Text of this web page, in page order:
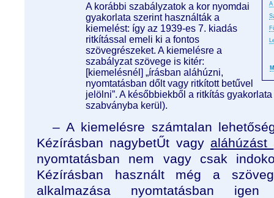
A
A korábbi szabályzatok a kor nyomdai
gyakorlata szerint használták a
kiemelést: így az 1939-es 7. kiadás
ritkítással emeli ki a fontos
szövegrészeket. A kiemelésre a
szabályzat szövege is kitér:
[kiemelésnél] „írásban aláhúzni,
nyomtatásban dőlt vagy ritkított betűvel
jelölni”. A későbbiekből a ritkítás
szabványba kerül).
– A kiemelésre számtalan
Kézírásban nagybetŰt vagy aláhúzást
nyomtatásban nem vagy csak
Kézírásban használt még a
alkalmazása nyomtatásban